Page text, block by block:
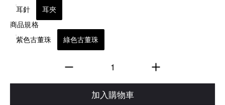
耳針
耳夾
商品規格
紫色古董珠
綠色古董珠
加入購物車